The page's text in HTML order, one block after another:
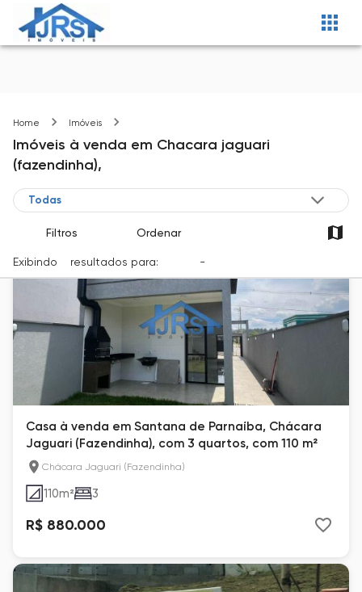
Home Imóveis
Imóveis à venda em Chacara jaguari
(fazendinha),
Filtros Ordenar
Exibindo resultados para: -
Casa à venda em Santana de Parnaíba, Chácara
Jaguari (Fazendinha), com 3 quartos, com 110 m²
Chácara Jaguari (Fazendinha)
110m² 3
R$ 880.000